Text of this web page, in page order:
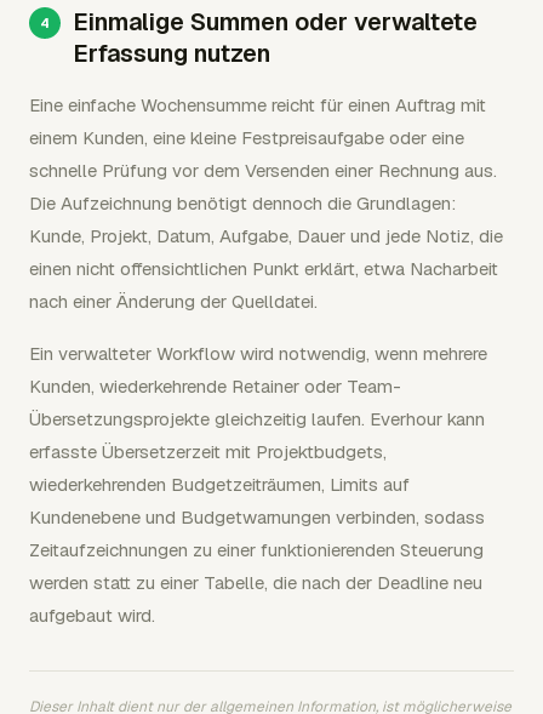
Einmalige Summen oder verwaltete
Erfassung nutzen
Eine einfache Wochensumme reicht für einen Auftrag mit
einem Kunden, eine kleine Festpreisaufgabe oder eine
schnelle Prüfung vor dem Versenden einer Rechnung aus.
Die Aufzeichnung benötigt dennoch die Grundlagen:
Kunde, Projekt, Datum, Aufgabe, Dauer und jede Notiz, die
einen nicht offensichtlichen Punkt erklärt, etwa Nacharbeit
nach einer Änderung der Quelldatei.
Ein verwalteter Workflow wird notwendig, wenn mehrere
Kunden, wiederkehrende Retainer oder Team-
Übersetzungsprojekte gleichzeitig laufen. Everhour kann
erfasste Übersetzerzeit mit Projektbudgets,
wiederkehrenden Budgetzeiträumen, Limits auf
Kundenebene und Budgetwarnungen verbinden, sodass
Zeitaufzeichnungen zu einer funktionierenden Steuerung
werden statt zu einer Tabelle, die nach der Deadline neu
aufgebaut wird.
Dieser Inhalt dient nur der allgemeinen Information, ist möglicherweise